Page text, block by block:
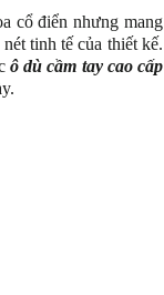
cổ điển nhưng mang
tinh tế của thiết kế.
ô dù cầm tay cao cấp